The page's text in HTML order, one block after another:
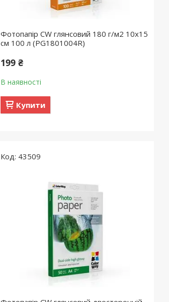
Фотопапір CW глянсовий 180 г/м2 10x15
см 100 л (PG1801004R)
199 ₴
В наявності
Купити
43509